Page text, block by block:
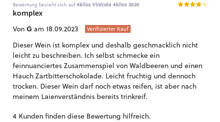
Bewertung bezieht sich auf4kilos Vinícola 4kilos 2020
komplex
Von G am 18.09.2023 Verifizierter Kauf
Dieser Wein ist komplex und deshalb geschmacklich nicht
leicht zu beschreiben. Ich selbst schmecke ein
feinnuanciertes Zusammenspiel von Waldbeeren und einen
Hauch Zartbitterschokolade. Leicht fruchtig und dennoch
trocken. Dieser Wein darf noch etwas reifen, ist aber nach
meinem Laienverständnis bereits trinkreif.
4 Kunden finden diese Bewertung hilfreich.